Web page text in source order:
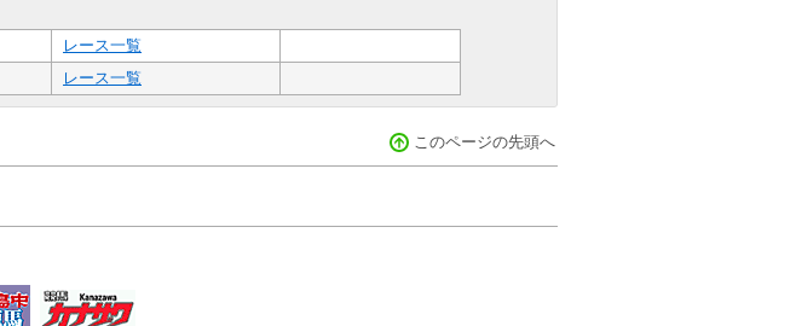
レース一覧
レース一覧
このページの先頭へ